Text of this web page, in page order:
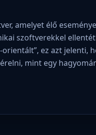
amelyet élő
szoftverekkel
ez azt jelenti,
mint egy